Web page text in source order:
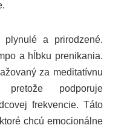
a prirodzené.
a hĺbku prenikania.
za meditatívnu
podporuje
frekvencie. Táto
chcú emocionálne